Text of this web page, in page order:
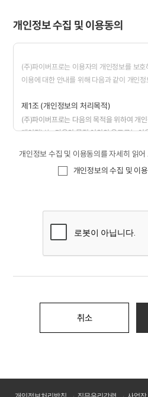
개인정보 수집 및 이용동의
(주)파이버프로는 이용자의 개인정보를 보
이용에 대한 안내를 위해 다음과 같이 개인
제1조 (개인정보의 처리목적)
(주)파이버프로는 다음의 목적을 위하여 개
개인정보는 다음의 목적 이외의 용도로는 이
문의하기: 문의를 하신 고객과의 원활한
⑥ (주)파이버프로는 다음의 개인정보 항목
① 문의하기
성명, 이메일, 회사이름, 전화번호, 문의내용
① (주)파이버프로는 법령에 따른 개인정보
처리·보유합니다.
② 개인정보 처리 및 보유 기간은 다음과 같
개인정보 수집 및 이용동의를 자세히 읽
개인정보의 수집 및 이
취소